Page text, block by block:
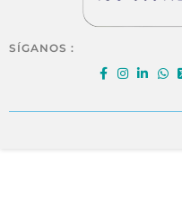
SÍGANOS :